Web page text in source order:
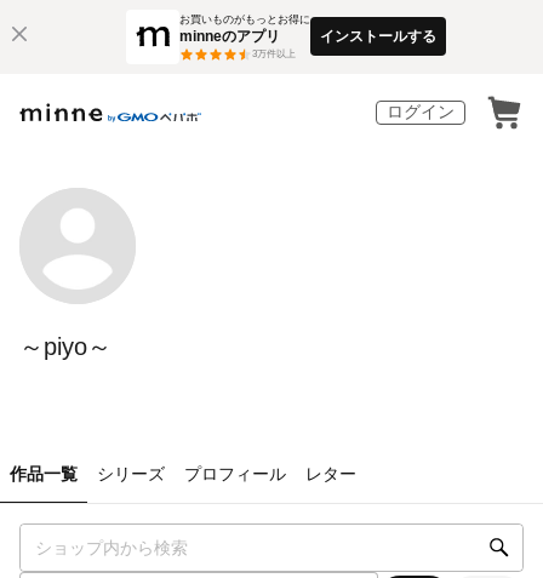
お買いものがもっとお得に
minneのアプリ
3万件以上
インストールする
ログイン
～piyo～
作品一覧 シリーズ プロフィール レター